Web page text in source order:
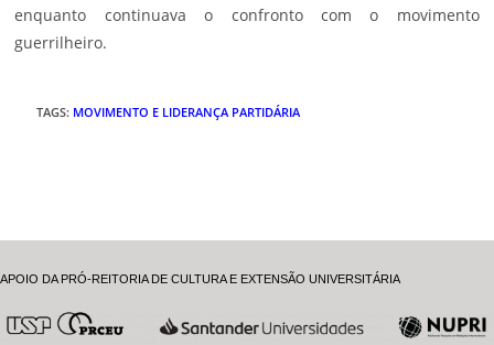
enquanto continuava o confronto com o movimento
guerrilheiro.
TAGS: MOVIMENTO E LIDERANÇA PARTIDÁRIA
APOIO DA PRÓ-REITORIA DE CULTURA E EXTENSÃO UNIVERSITÁRIA